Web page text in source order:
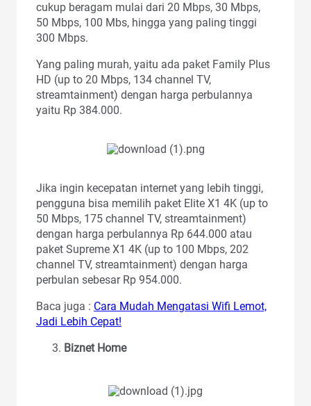
cukup beragam mulai dari 20 Mbps, 30 Mbps,
50 Mbps, 100 Mbs, hingga yang paling tinggi
300 Mbps.
Yang paling murah, yaitu ada paket Family Plus
HD (up to 20 Mbps, 134 channel TV,
streamtainment) dengan harga perbulannya
yaitu Rp 384.000.
Jika ingin kecepatan internet yang lebih tinggi,
pengguna bisa memilih paket Elite X1 4K (up to
50 Mbps, 175 channel TV, streamtainment)
dengan harga perbulannya Rp 644.000 atau
paket Supreme X1 4K (up to 100 Mbps, 202
channel TV, streamtainment) dengan harga
perbulan sebesar Rp 954.000.
Baca juga : Cara Mudah Mengatasi Wifi Lemot,
Jadi Lebih Cepat!
Biznet Home